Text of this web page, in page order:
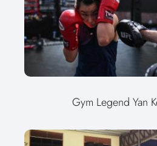
Gym Legend Yan